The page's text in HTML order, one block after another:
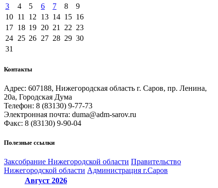
3
4 5 6 7 8
9
10 11 12 13 14 15 16
17 18 19 20 21 22 23
24 25 26 27 28 29 30
31
Контакты
Адрес: 607188, Нижегородская область г. Саров, пр. Ленина,
20а, Городская Дума
Телефон: 8 (83130) 9-77-73
Электронная почта: duma@adm-sarov.ru
Факс: 8 (83130) 9-90-04
Полезные ссылки
Закcобрание Нижегородской области Правительство
Нижегородской области Администрация г.Саров
Август 2026